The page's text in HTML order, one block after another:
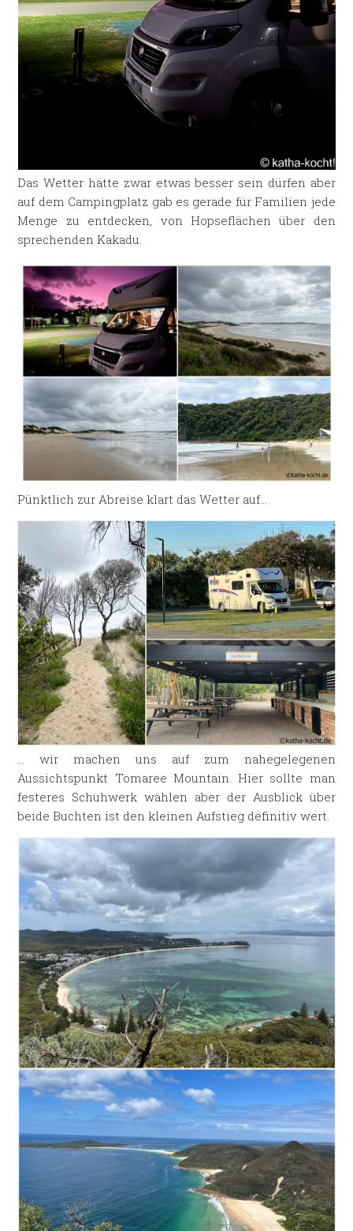
Das Wetter hätte zwar etwas besser sein dürfen aber
auf dem Campingplatz gab es gerade für Familien jede
Menge zu entdecken, von Hopseflächen über den
sprechenden Kakadu.
Pünktlich zur Abreise klart das Wetter auf…
… wir machen uns auf zum nahegelegenen
Aussichtspunkt Tomaree Mountain. Hier sollte man
festeres Schuhwerk wählen aber der Ausblick über
beide Buchten ist den kleinen Aufstieg definitiv wert.